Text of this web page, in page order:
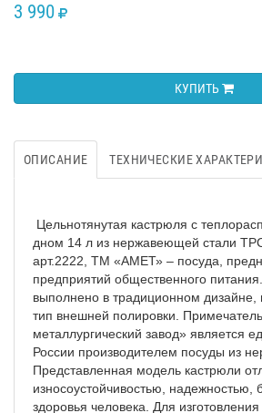
3 990 RUB
КУПИТЬ
ОПИСАНИЕ ТЕХНИЧЕСКИЕ
Цельнотянутая кастрюля с
дном 14 л из нержавеющей стали
арт.2222, ТМ «АМЕТ» – посуда,
предприятий общественного
выполнено в традиционном дизайне,
тип внешней полировки.
металлургический завод» является
России производителем посуды из
Представленная модель кастрюли
износоустойчивостью, надежностью,
здоровья человека. Для